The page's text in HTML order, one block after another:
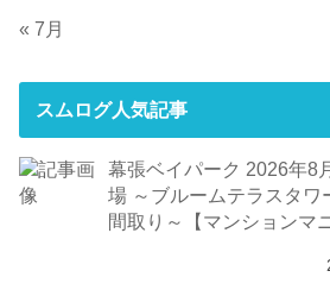
« 7月
スムログ人気記事
幕張ベイパーク 2026年8
場 ～ブルームテラスタワ
間取り～【マンションマ